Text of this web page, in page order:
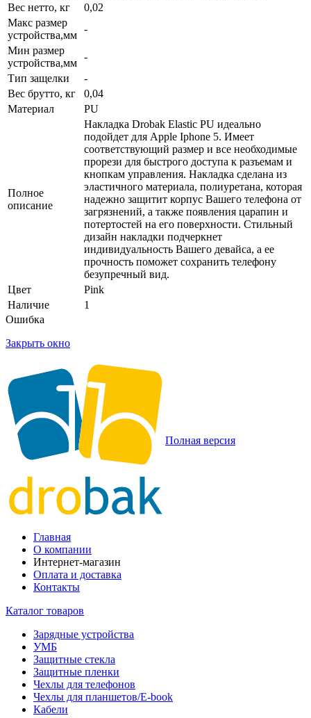
Вес нетто, кг
0,02
Макс размер
устройства,мм
-
Мин размер
устройства,мм
-
Тип защелки
-
Вес брутто, кг
0,04
Материал
PU
Полное
описание
Накладка Drobak Elastic PU идеально
подойдет для Apple Iphone 5. Имеет
соответствующий размер и все необходимые
прорези для быстрого доступа к разъемам и
кнопкам управления. Накладка сделана из
эластичного материала, полиуретана, которая
надежно защитит корпус Вашего телефона от
загрязнений, а также появления царапин и
потертостей на его поверхности. Стильный
дизайн накладки подчеркнет
индивидуальность Вашего девайса, а ее
прочность поможет сохранить телефону
безупречный вид.
Цвет
Pink
Наличие
1
Ошибка
Закрыть окно
Полная версия
Главная
О компании
Интернет-магазин
Оплата и доставка
Контакты
Каталог товаров
Зарядные устройства
УМБ
Защитные стекла
Защитные пленки
Чехлы для телефонов
Чехлы для планшетов/E-book
Кабели